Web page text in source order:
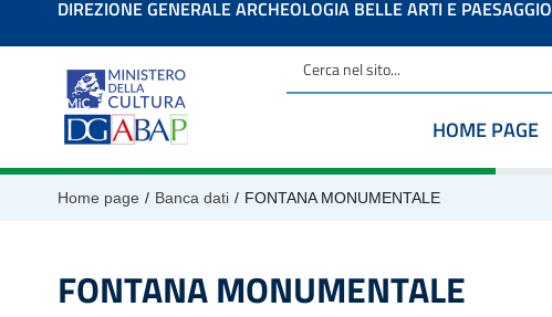
contenutoDIREZIONE GENERALE ARCHEOLOGIA BELLE ARTI E PAESAGGIO
HOME PAGE
Home page / Banca dati / FONTANA MONUMENTALE
FONTANA MONUMENTALE